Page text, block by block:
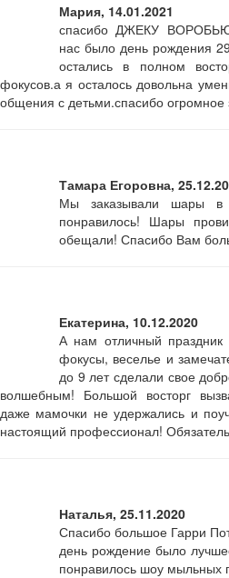
Мария, 14.01.2021
спасибо ДЖЕКУ ВОРОБЬЮ
нас было день рождения
остались в полном
фокусов.а я осталось довольна
общения с детьми.спасибо огромное
Тамара Егоровна,
Мы заказывали шары в
понравилось! Шары
обещали! Спасибо Вам
Екатерина, 10.12.2020
А нам отличный
фокусы, веселье и
до 9 лет сделали свое
волшебным! Большой восторг
даже мамочки не удержались и
настоящий профессионал!
Наталья, 25.11.2020
Спасибо большое Гарри
день рождение было
понравилось шоу мыльных